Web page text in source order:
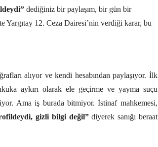
dediğiniz bir paylaşım, bir gün bir
Yargıtay 12. Ceza Dairesi’nin verdiği karar, bu
alıyor ve kendi hesabından paylaşıyor. İlk
aykırı olarak ele geçirme ve yayma suçu
Ama iş burada bitmiyor. İstinaf mahkemesi,
gizli bilgi değil”diyerek sanığı beraat